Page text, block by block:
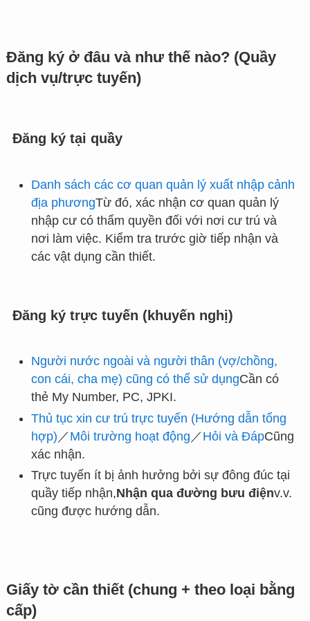
Đăng ký ở đâu và như thế nào? (Quầy
dịch vụ/trực tuyến)
Đăng ký tại quầy
Danh sách các cơ quan quản lý xuất nhập cảnh
địa phươngTừ đó, xác nhận cơ quan quản lý
nhập cư có thẩm quyền đối với nơi cư trú và
nơi làm việc. Kiểm tra trước giờ tiếp nhận và
các vật dụng cần thiết.
Đăng ký trực tuyến (khuyến nghị)
Người nước ngoài và người thân (vợ/chồng,
con cái, cha mẹ) cũng có thể sử dụngCần có
thẻ My Number, PC, JPKI.
Thủ tục xin cư trú trực tuyến (Hướng dẫn tổng
hợp) ／ Môi trường hoạt động ／ Hỏi và ĐápCũng
xác nhận.
Trực tuyến ít bị ảnh hưởng bởi sự đông đúc tại
quầy tiếp nhận,Nhận qua đường bưu điệnv.v.
cũng được hướng dẫn.
Giấy tờ cần thiết (chung + theo loại bằng
cấp)